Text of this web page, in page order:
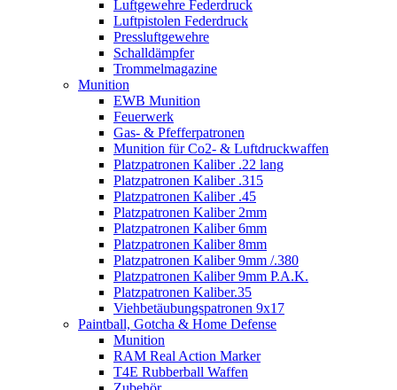
Luftgewehre Federdruck
Luftpistolen Federdruck
Pressluftgewehre
Schalldämpfer
Trommelmagazine
Munition
EWB Munition
Feuerwerk
Gas- & Pfefferpatronen
Munition für Co2- & Luftdruckwaffen
Platzpatronen Kaliber .22 lang
Platzpatronen Kaliber .315
Platzpatronen Kaliber .45
Platzpatronen Kaliber 2mm
Platzpatronen Kaliber 6mm
Platzpatronen Kaliber 8mm
Platzpatronen Kaliber 9mm /.380
Platzpatronen Kaliber 9mm P.A.K.
Platzpatronen Kaliber.35
Viehbetäubungspatronen 9x17
Paintball, Gotcha & Home Defense
Munition
RAM Real Action Marker
T4E Rubberball Waffen